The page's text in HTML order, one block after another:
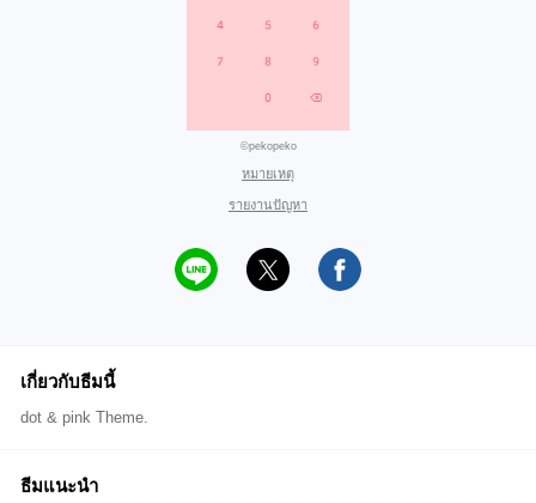
©pekopeko
หมายเหตุ
รายงานปัญหา
เกี่ยวกับธีมนี้
dot & pink Theme.
ธีมแนะนำ